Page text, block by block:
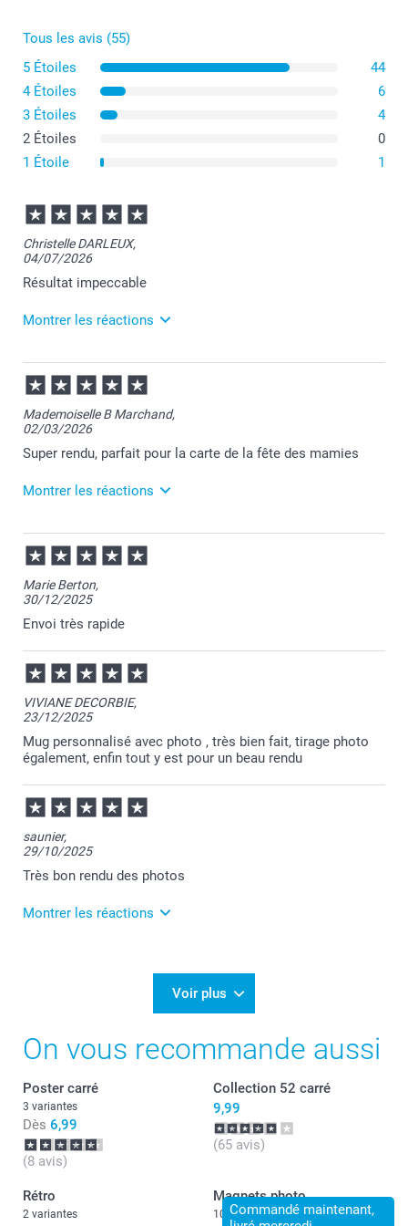
Bordures
Offert
Tous les avis (55)
5 Étoiles
44
4 Étoiles
6
3 Étoiles
4
2 Étoiles
0
1 Étoile
1
Christelle DARLEUX,
04/07/2026
Résultat impeccable
Montrer les réactions
07/07/2026
12:04
Merci pour votre commande Christelle et je suis
ravie que tout soit conforme à vos attentes.
Nous restons à votre écoute et je vous souhaite une
belle journée.
Cordialement,
Florence@smartphoto
Mademoiselle B Marchand,
02/03/2026
Super rendu, parfait pour la carte de la fête des mamies
Montrer les réactions
03/03/2026
11:37
Bonjour,
Merci pour votre commande et je suis heureuse
d'apprendre votre satisfaction.
Passez une belle journée.
Cordialement,
Florence@smartphoto
Marie Berton,
30/12/2025
Envoi très rapide
VIVIANE DECORBIE,
23/12/2025
Mug personnalisé avec photo , très bien fait, tirage photo
également, enfin tout y est pour un beau rendu
saunier,
29/10/2025
Très bon rendu des photos
Montrer les réactions
Merci Thierry pour votre retour positif sur vos
Cordialement,
Florence@smartphoto
Voir plus
On vous recommande aussi
Poster carré
3 variantes
Dès 6,99
(8 avis)
Collection 52 carré
9,99
(65 avis)
Rétro
2 variantes
Commandé maintenant,
Magnets photo
10+ variantes